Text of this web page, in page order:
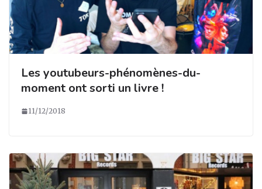
Les youtubeurs-phénomènes-du-
moment ont sorti un livre !
11/12/2018